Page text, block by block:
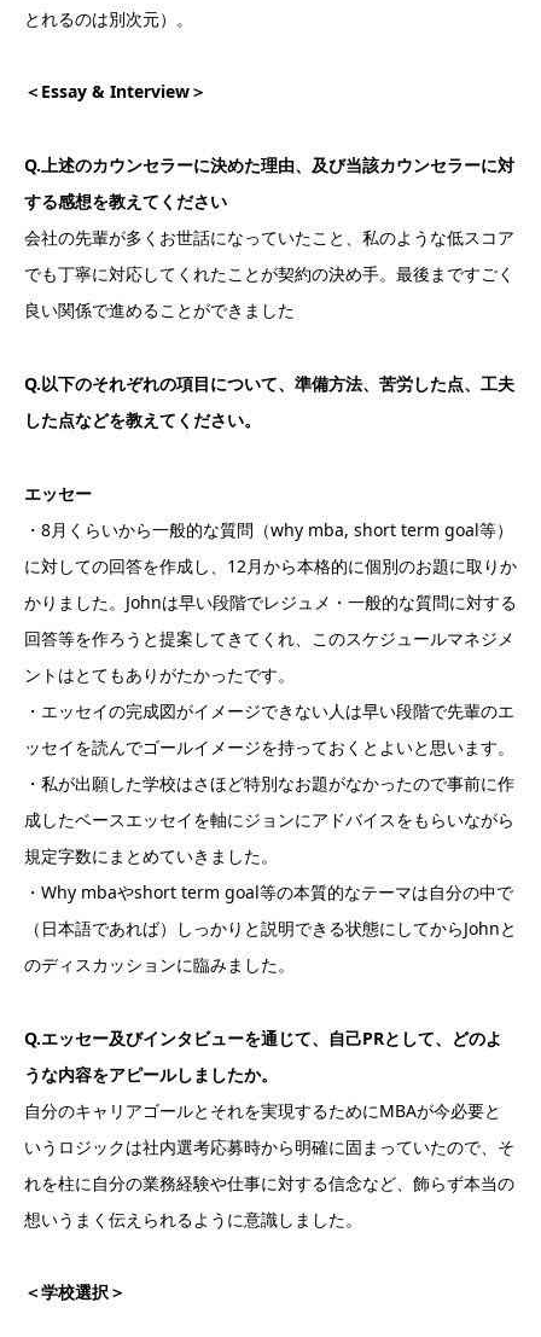
とれるのは別次元）。
＜Essay & Interview＞
Q.上述のカウンセラーに決めた理由、及び当該カウンセラーに対
する感想を教えてください
会社の先輩が多くお世話になっていたこと、私のような低スコア
でも丁寧に対応してくれたことが契約の決め手。最後まですごく
良い関係で進めることができました
Q.以下のそれぞれの項目について、準備方法、苦労した点、工夫
した点などを教えてください。
エッセー
・8月くらいから一般的な質問（why mba, short term goal等）
に対しての回答を作成し、12月から本格的に個別のお題に取りか
かりました。Johnは早い段階でレジュメ・一般的な質問に対する
回答等を作ろうと提案してきてくれ、このスケジュールマネジメ
ントはとてもありがたかったです。
・エッセイの完成図がイメージできない人は早い段階で先輩のエ
ッセイを読んでゴールイメージを持っておくとよいと思います。
・私が出願した学校はさほど特別なお題がなかったので事前に作
成したベースエッセイを軸にジョンにアドバイスをもらいながら
規定字数にまとめていきました。
・Why mbaやshort term goal等の本質的なテーマは自分の中で
（日本語であれば）しっかりと説明できる状態にしてからJohnと
のディスカッションに臨みました。
Q.エッセー及びインタビューを通じて、自己PRとして、どのよ
うな内容をアピールしましたか。
自分のキャリアゴールとそれを実現するためにMBAが今必要と
いうロジックは社内選考応募時から明確に固まっていたので、そ
れを柱に自分の業務経験や仕事に対する信念など、飾らず本当の
想いうまく伝えられるように意識しました。
＜学校選択＞